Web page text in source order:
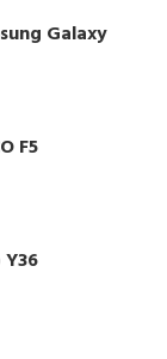
Galaxy
F5